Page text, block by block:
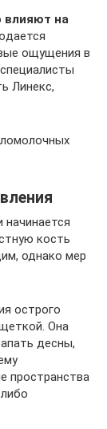
влияют на
ощущения в
Линекс,
начинается
кость
однако мер
острого
Она
десны,
пространства